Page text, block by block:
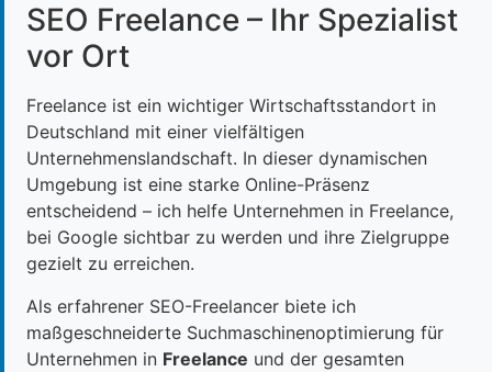
SEO Freelance – Ihr Spezialist
vor Ort
Freelance ist ein wichtiger Wirtschaftsstandort in
Deutschland mit einer vielfältigen
Unternehmenslandschaft. In dieser dynamischen
Umgebung ist eine starke Online-Präsenz
entscheidend – ich helfe Unternehmen in Freelance,
bei Google sichtbar zu werden und ihre Zielgruppe
gezielt zu erreichen.
Als erfahrener SEO-Freelancer biete ich
maßgeschneiderte Suchmaschinenoptimierung für
Unternehmen in Freelance und der gesamten